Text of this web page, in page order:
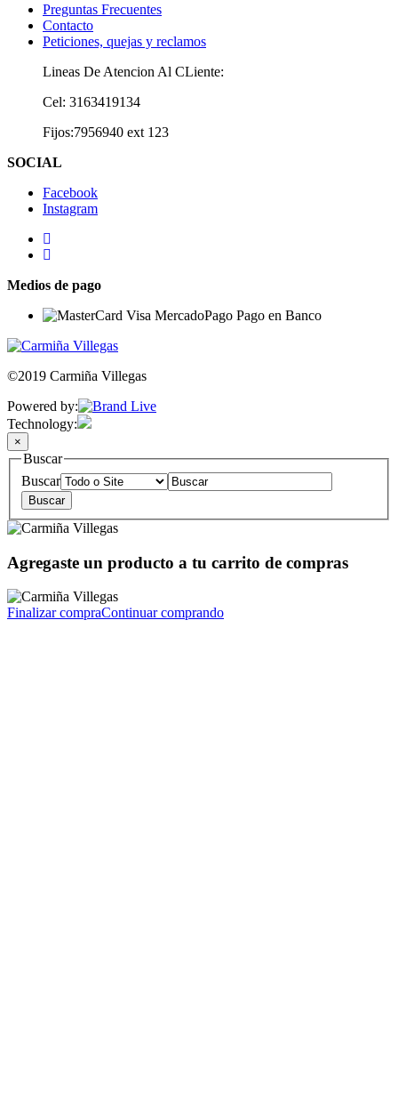
Preguntas Frecuentes
Contacto
Peticiones, quejas y reclamos
Lineas De Atencion Al CLiente:
Cel: 3163419134
Fijos:7956940 ext 123
SOCIAL
Facebook
Instagram
Medios de pago
©2019 Carmiña Villegas
Powered by:
Technology:
×
Buscar
Buscar
Agregaste un producto a tu carrito de compras
Finalizar compraContinuar comprando